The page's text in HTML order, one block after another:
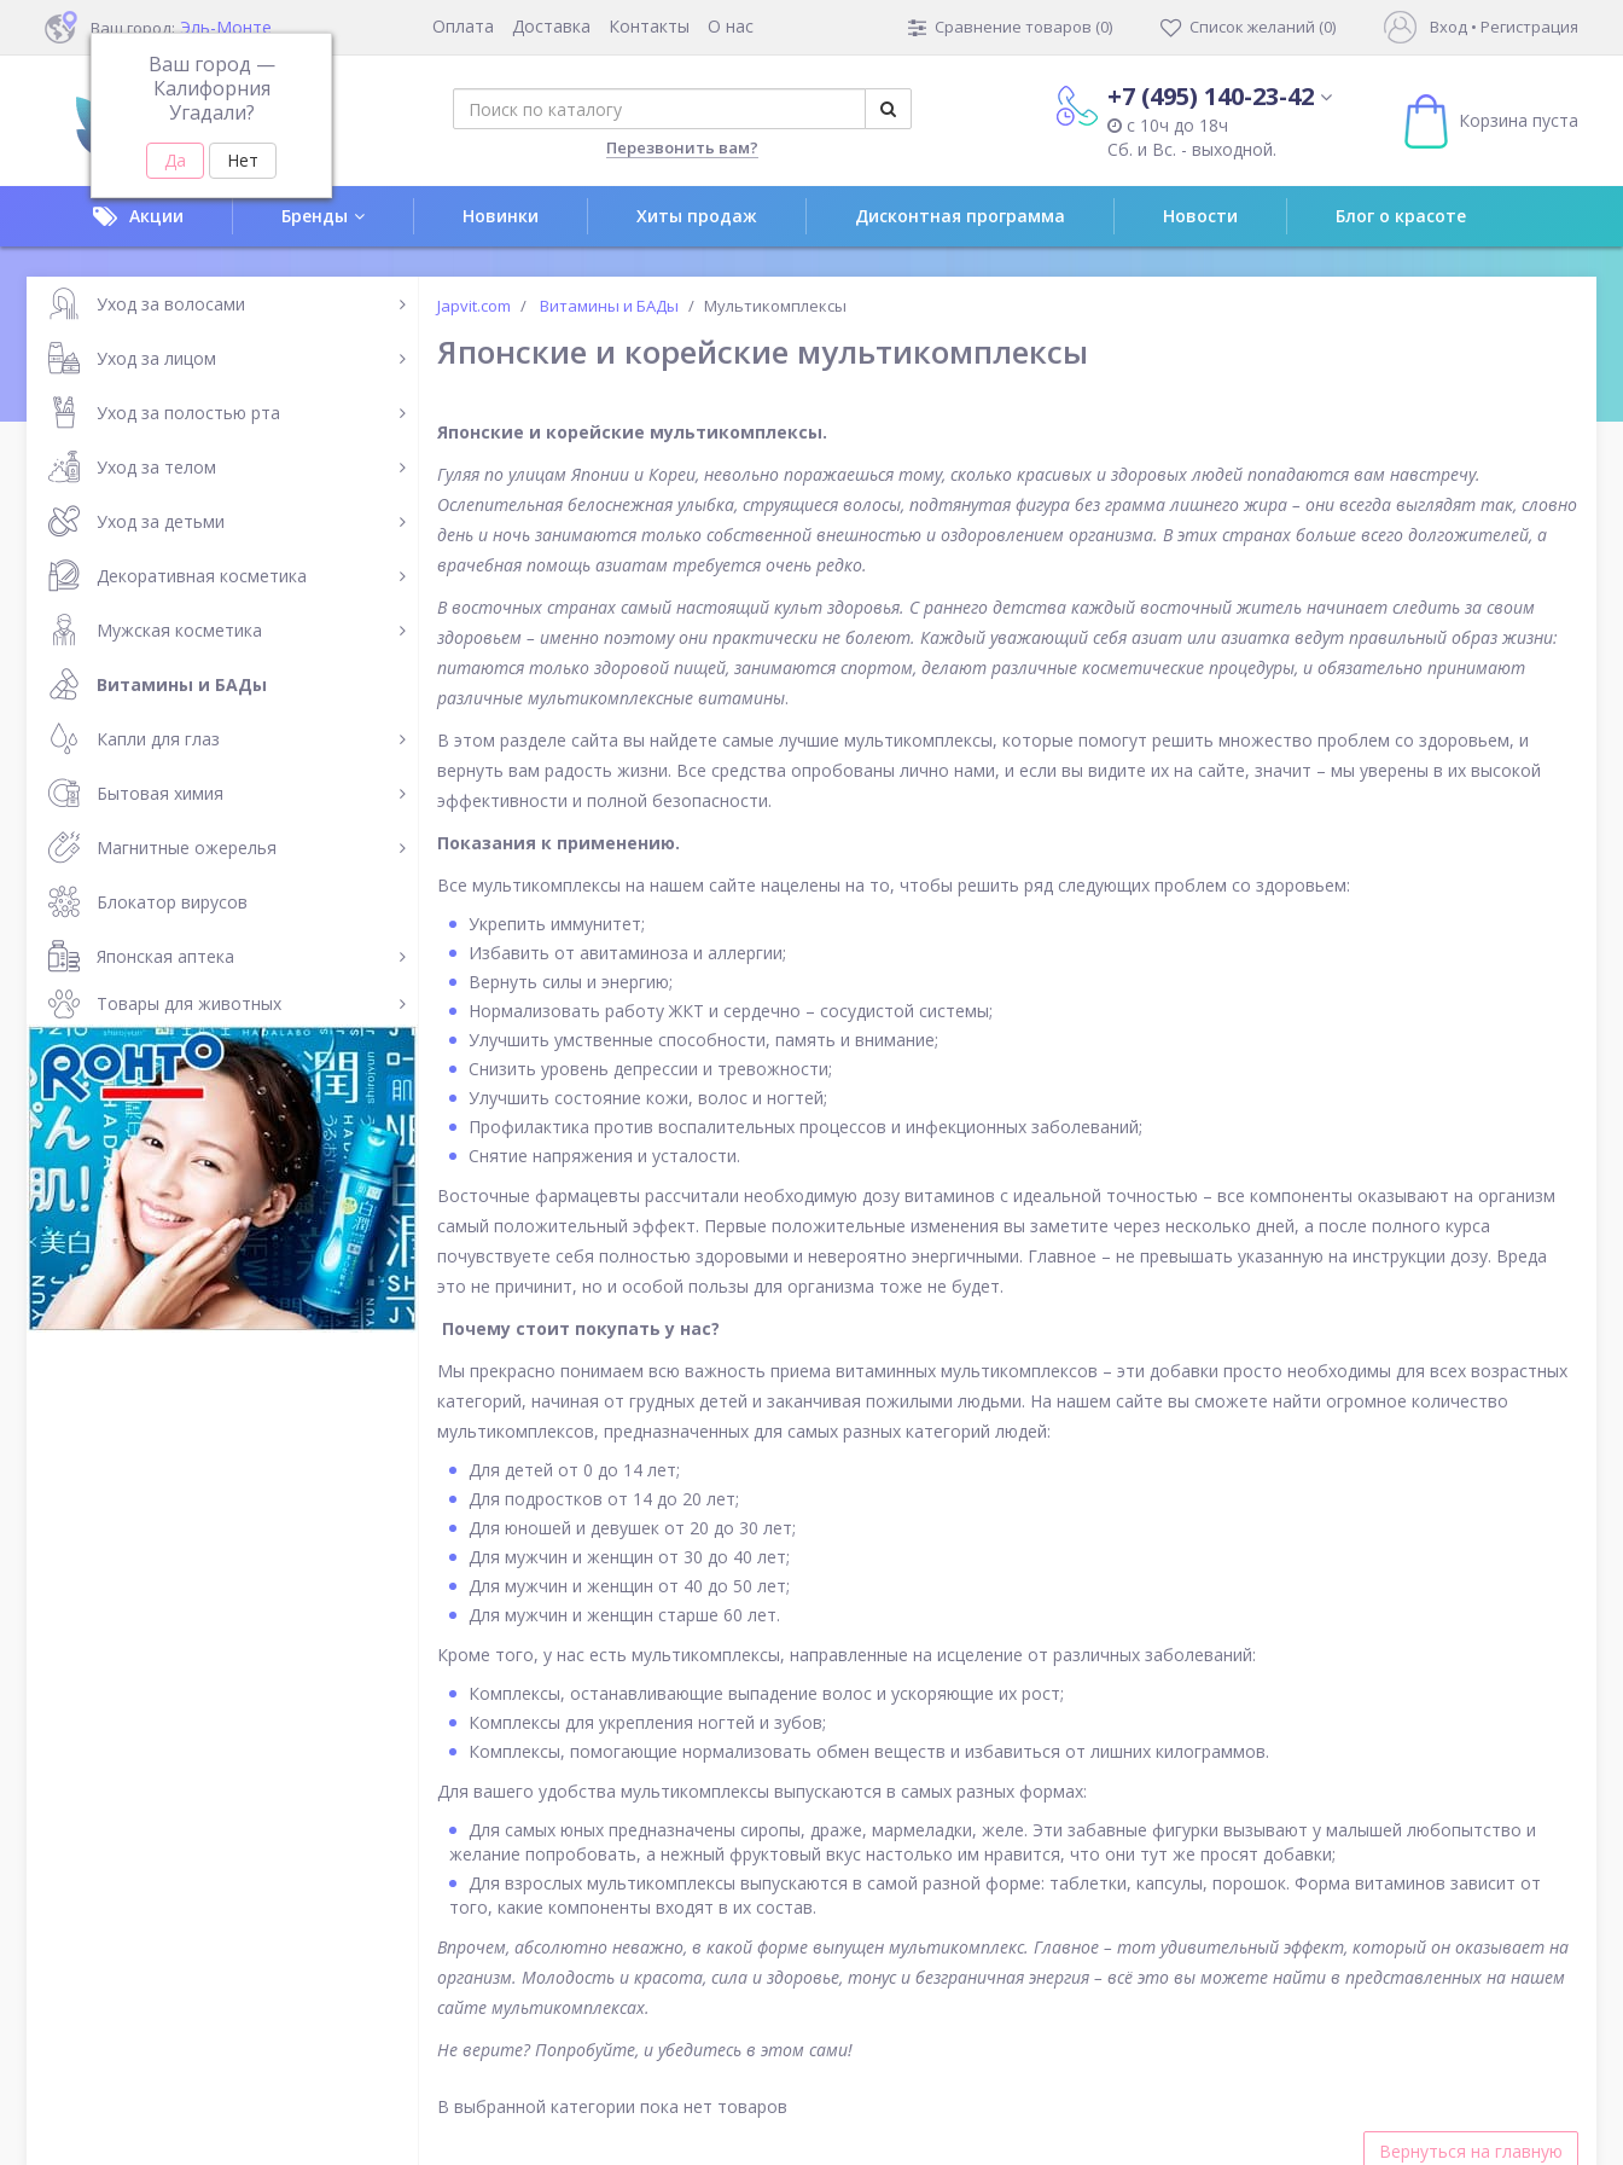
Ваш город: Эль-Монте
Ваш город —
Калифорния
Угадали?
Оплата Доставка Контакты О нас Сравнение товаров (0) Список желаний (0) Вход • Регистрация
Перезвонить вам?
+7 (495) 140-23-42
с 10ч до 18ч
Сб. и Вс. - выходной.
Корзина пуста
Акции Бренды Новинки Хиты продаж Дисконтная программа Новости Блог о красоте
Уход за волосами
Уход за лицом
Уход за полостью рта
Уход за телом
Уход за детьми
Декоративная косметика
Мужская косметика
Витамины и БАДы
Капли для глаз
Бытовая химия
Магнитные ожерелья
Блокатор вирусов
Японская аптека
Товары для животных
Japvit.com Витамины и БАДы Мультикомплексы
Японские и корейские мультикомплексы
Японские и корейские мультикомплексы.
Гуляя по улицам Японии и Кореи, невольно поражаешься тому, сколько красивых и здоровых людей попадаются вам навстречу.
Ослепительная белоснежная улыбка, струящиеся волосы, подтянутая фигура без грамма лишнего жира – они всегда выглядят так, словно
день и ночь занимаются только собственной внешностью и оздоровлением организма. В этих странах больше всего долгожителей, а
врачебная помощь азиатам требуется очень редко.
В восточных странах самый настоящий культ здоровья. С раннего детства каждый восточный житель начинает следить за своим
здоровьем – именно поэтому они практически не болеют. Каждый уважающий себя азиат или азиатка ведут правильный образ жизни:
питаются только здоровой пищей, занимаются спортом, делают различные косметические процедуры, и обязательно принимают
различные мультикомплексные витамины.
В этом разделе сайта вы найдете самые лучшие мультикомплексы, которые помогут решить множество проблем со здоровьем, и
вернуть вам радость жизни. Все средства опробованы лично нами, и если вы видите их на сайте, значит – мы уверены в их высокой
эффективности и полной безопасности.
Показания к применению.
Все мультикомплексы на нашем сайте нацелены на то, чтобы решить ряд следующих проблем со здоровьем:
Укрепить иммунитет;
Избавить от авитаминоза и аллергии;
Вернуть силы и энергию;
Нормализовать работу ЖКТ и сердечно – сосудистой системы;
Улучшить умственные способности, память и внимание;
Снизить уровень депрессии и тревожности;
Улучшить состояние кожи, волос и ногтей;
Профилактика против воспалительных процессов и инфекционных заболеваний;
Снятие напряжения и усталости.
Восточные фармацевты рассчитали необходимую дозу витаминов с идеальной точностью – все компоненты оказывают на организм
самый положительный эффект. Первые положительные изменения вы заметите через несколько дней, а после полного курса
почувствуете себя полностью здоровыми и невероятно энергичными. Главное – не превышать указанную на инструкции дозу. Вреда
это не причинит, но и особой пользы для организма тоже не будет.
Почему стоит покупать у нас?
Мы прекрасно понимаем всю важность приема витаминных мультикомплексов – эти добавки просто необходимы для всех возрастных
категорий, начиная от грудных детей и заканчивая пожилыми людьми. На нашем сайте вы сможете найти огромное количество
мультикомплексов, предназначенных для самых разных категорий людей:
Для детей от 0 до 14 лет;
Для подростков от 14 до 20 лет;
Для юношей и девушек от 20 до 30 лет;
Для мужчин и женщин от 30 до 40 лет;
Для мужчин и женщин от 40 до 50 лет;
Для мужчин и женщин старше 60 лет.
Кроме того, у нас есть мультикомплексы, направленные на исцеление от различных заболеваний:
Комплексы, останавливающие выпадение волос и ускоряющие их рост;
Комплексы для укрепления ногтей и зубов;
Комплексы, помогающие нормализовать обмен веществ и избавиться от лишних килограммов.
Для вашего удобства мультикомплексы выпускаются в самых разных формах:
Для самых юных предназначены сиропы, драже, мармеладки, желе. Эти забавные фигурки вызывают у малышей любопытство и
желание попробовать, а нежный фруктовый вкус настолько им нравится, что они тут же просят добавки;
Для взрослых мультикомплексы выпускаются в самой разной форме: таблетки, капсулы, порошок. Форма витаминов зависит от
того, какие компоненты входят в их состав.
Впрочем, абсолютно неважно, в какой форме выпущен мультикомплекс. Главное – тот удивительный эффект, который он оказывает на
организм. Молодость и красота, сила и здоровье, тонус и безграничная энергия – всё это вы можете найти в представленных на нашем
сайте мультикомплексах.
Не верите? Попробуйте, и убедитесь в этом сами!
В выбранной категории пока нет товаров
Вернуться на главную